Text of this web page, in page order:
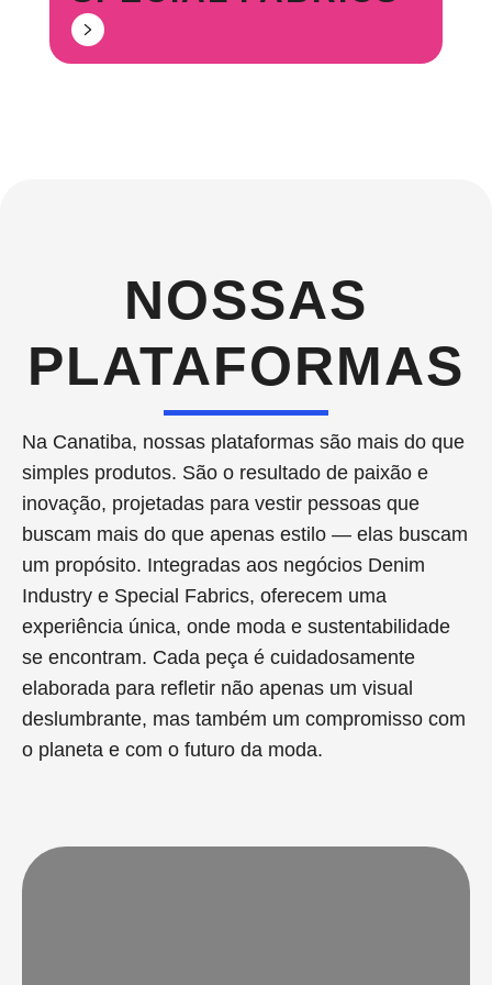
NOSSAS
PLATAFORMAS
Na Canatiba, nossas plataformas são mais do que
simples produtos. São o resultado de paixão e
inovação, projetadas para vestir pessoas que
buscam mais do que apenas estilo — elas buscam
um propósito. Integradas aos negócios Denim
Industry e Special Fabrics, oferecem uma
experiência única, onde moda e sustentabilidade
se encontram. Cada peça é cuidadosamente
elaborada para refletir não apenas um visual
deslumbrante, mas também um compromisso com
o planeta e com o futuro da moda.